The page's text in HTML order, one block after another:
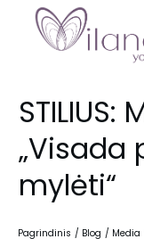
„Visada
mylėti“
Pagrindinis / Blog / Media